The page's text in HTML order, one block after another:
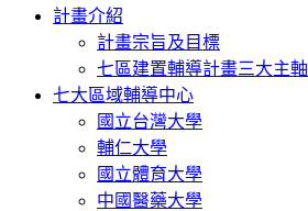
計畫介紹
計畫宗旨及目標
七區建置輔導計畫三大主軸
七大區域輔導中心
國立台灣大學
輔仁大學
國立體育大學
中國醫藥大學